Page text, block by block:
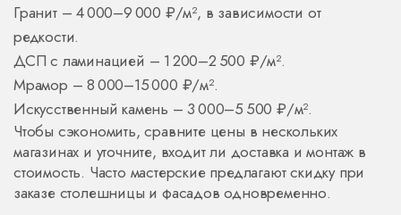
Гранит – 4 000–9 000 ₽/м², в зависимости от
редкости.
ДСП с ламинацией – 1 200–2 500 ₽/м².
Мрамор – 8 000–15 000 ₽/м².
Искусственный камень – 3 000–5 500 ₽/м².
Чтобы сэкономить, сравните цены в нескольких
магазинах и уточните, входит ли доставка и монтаж в
стоимость. Часто мастерские предлагают скидку при
заказе столешницы и фасадов одновременно.